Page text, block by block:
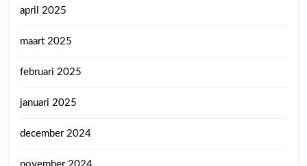
april 2025
maart 2025
februari 2025
januari 2025
december 2024